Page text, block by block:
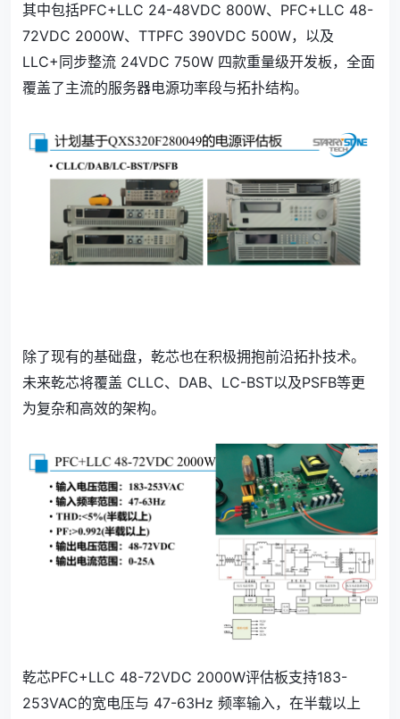
其中包括PFC+LLC 24-48VDC 800W、PFC+LLC 48-
72VDC 2000W、TTPFC 390VDC 500W，以及
LLC+同步整流 24VDC 750W 四款重量级开发板，全面
覆盖了主流的服务器电源功率段与拓扑结构。
除了现有的基础盘，乾芯也在积极拥抱前沿拓扑技术。
未来乾芯将覆盖 CLLC、DAB、LC-BST以及PSFB等更
为复杂和高效的架构。
乾芯PFC+LLC 48-72VDC 2000W评估板支持183-
253VAC的宽电压与 47-63Hz 频率输入，在半载以上